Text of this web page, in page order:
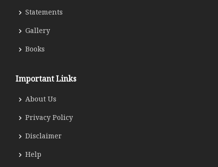
Statements
Gallery
Books
Important Links
About Us
Privacy Policy
Disclaimer
Help